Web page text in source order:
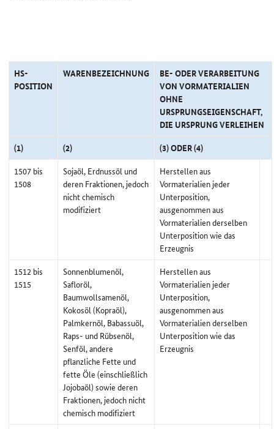
HS-
POSITION
WARENBEZEICHNUNG
BE- ODER VERARBEITUNG
VON VORMATERIALIEN
OHNE
URSPRUNGSEIGENSCHAFT,
DIE URSPRUNG VERLEIHEN
(1)
(2)
(3) ODER (4)
1507 bis
1508
Sojaöl, Erdnussöl und
deren Fraktionen, jedoch
nicht chemisch
modifiziert
Herstellen aus
Vormaterialien jeder
Unterposition,
ausgenommen aus
Vormaterialien derselben
Unterposition wie das
Erzeugnis
1512 bis
1515
Sonnenblumenöl,
Safloröl,
Baumwollsamenöl,
Kokosöl (Kopraöl),
Palmkernöl, Babassuöl,
Raps- und Rübsenöl,
Senföl, andere
pflanzliche Fette und
fette Öle (einschließlich
Jojobaöl) sowie deren
Fraktionen, jedoch nicht
chemisch modifiziert
Herstellen aus
Vormaterialien jeder
Unterposition,
ausgenommen aus
Vormaterialien derselben
Unterposition wie das
Erzeugnis